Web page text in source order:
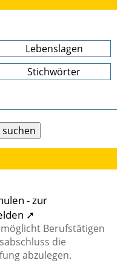
Lebenslagen
Stichwörter
- zur
➚
Berufstätigen
die
abzulegen.